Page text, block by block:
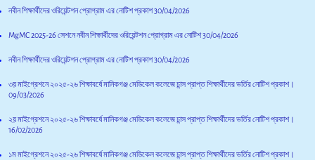
নবীন শিক্ষার্থীদের ওরিয়েন্টশন প্রোগ্রাম এর নোটিশ প্রকাশ30/04/2026
MgMC 2025-26 সেশনে নবীন শিক্ষার্থীদের ওরিয়েন্টশন প্রোগ্রাম এর নোটিশ30/04/2026
নবীন শিক্ষার্থীদের ওরিয়েন্টশন প্রোগ্রাম এর নোটিশ প্রকাশ30/04/2026
৩য় মাইগ্রেশনে ২০২৫-২৬ শিক্ষাবর্ষে মানিকগঞ্জ মেডিকেল কলেজে চান্স প্রাপ্ত শিক্ষার্থীদের ভর্তির নোটিশ প্রকাশ।
09/03/2026
২য় মাইগ্রেশনে ২০২৫-২৬ শিক্ষাবর্ষে মানিকগঞ্জ মেডিকেল কলেজে চান্স প্রাপ্ত শিক্ষার্থীদের ভর্তির নোটিশ প্রকাশ।
16/02/2026
১ম মাইগ্রেশনে ২০২৫-২৬ শিক্ষাবর্ষে মানিকগঞ্জ মেডিকেল কলেজে চান্স প্রাপ্ত শিক্ষার্থীদের ভর্তির নোটিশ প্রকাশ।